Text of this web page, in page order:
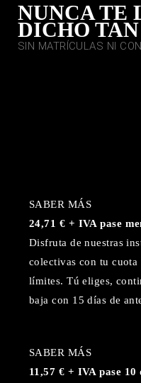
NUNCA TE
DICHO
SIN MATRÍCULAS NI
SABER MÁS
24,71 € + IVA pase
Disfruta de nuestras
colectivas con tu
límites. Tú eliges,
baja con 15 días de
SABER MÁS
11,57 € + IVA pase 10